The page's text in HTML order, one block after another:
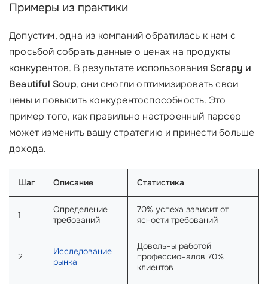
Примеры из практики
Допустим, одна из компаний обратилась к нам с
просьбой собрать данные о ценах на продукты
конкурентов. В результате использования Scrapy и
Beautiful Soup, они смогли оптимизировать свои
цены и повысить конкурентоспособность. Это
пример того, как правильно настроенный парсер
может изменить вашу стратегию и принести больше
дохода.
Шаг Описание Статистика
1
Определение
требований
70% успеха зависит от
ясности требований
2
Исследование
рынка
Довольны работой
профессионалов 70%
клиентов